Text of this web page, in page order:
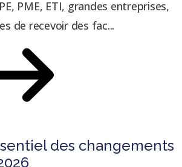
PME, ETI, grandes entreprises,
de recevoir des fac...
des changements